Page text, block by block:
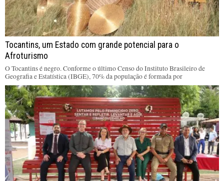
Tocantins, um Estado com grande potencial para o
Afroturismo
O Tocantins é negro. Conforme o último Censo do Instituto Brasileiro de
Geografia e Estatística (IBGE), 70% da população é formada por